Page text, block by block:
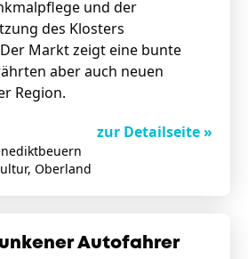
und der
des Klosters
Markt zeigt eine bunte
aber auch neuen
Region.
zur Detailseite »
Oberland
Autofahrer